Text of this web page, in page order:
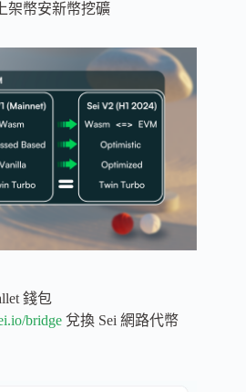
架幣安新幣挖礦
錢包
bridge 兌換 Sei 網路代幣